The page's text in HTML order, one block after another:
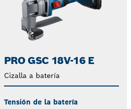
PRO GSC 18V-16 E
Cizalla a batería
Tensión de la batería